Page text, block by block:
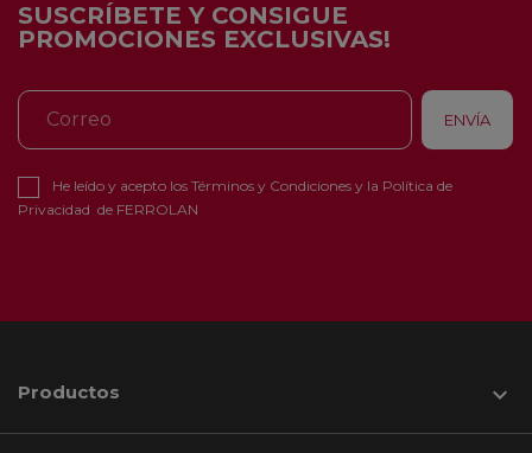
SUSCRÍBETE Y CONSIGUE
PROMOCIONES EXCLUSIVAS!
He leído y acepto los Términos y Condiciones y la Política de
Privacidad de FERROLAN
Productos 